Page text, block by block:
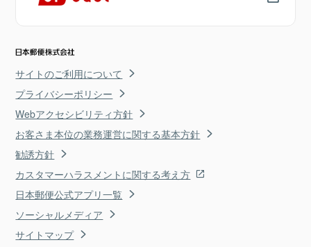
サイトのご利用について
プライバシーポリシー
Webアクセシビリティ方針
お客さま本位の業務運営に関する基本方針
勧誘方針
カスタマーハラスメントに関する考え方
日本郵便公式アプリ一覧
ソーシャルメディア
サイトマップ